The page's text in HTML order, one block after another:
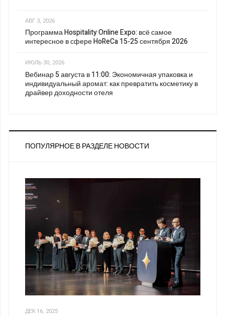
АВГ 3, 2026
Программа Hospitality Online Expo: всё самое
интересное в сфере HoReCa 15-25 сентября 2026
ИЮЛЬ 30, 2026
Вебинар 5 августа в 11:00: Экономичная упаковка и
индивидуальный аромат: как превратить косметику в
драйвер доходности отеля
ПОПУЛЯРНОЕ В РАЗДЕЛЕ НОВОСТИ
ДЕК 16, 2025